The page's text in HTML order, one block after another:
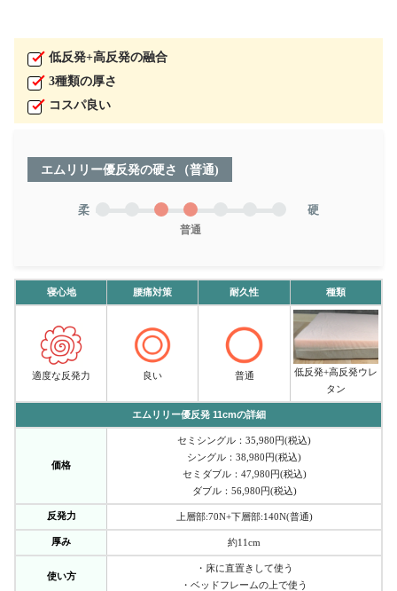
低反発+高反発の融合
3種類の厚さ
コスパ良い
エムリリー優反発の硬さ（普通)
柔
普通
硬
寝心地 腰痛対策 耐久性 種類
適度な反発力 良い 普通
低反発+高反発ウレ
タン
エムリリー優反発 11cmの詳細
価格
セミシングル：35,980円(税込)
シングル：38,980円(税込)
セミダブル：47,980円(税込)
ダブル：56,980円(税込)
反発力 上層部:70N+下層部:140N(普通)
厚み 約11cm
使い方
・床に直置きして使う
・ベッドフレームの上で使う